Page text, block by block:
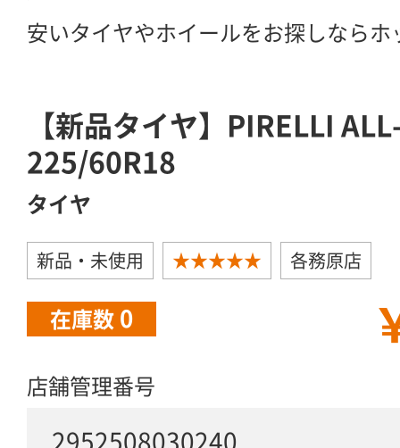
安いタイヤやホイールをお探しなら
【新品タイヤ】PIRELLI
225/60R18
タイヤ
新品・未使用 ★★★★★ 各務原店
在庫数 0
店舗管理番号
2952508030240